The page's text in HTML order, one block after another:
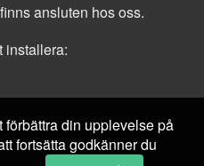
ansluten hos oss.
installera:
din upplevelse på
fortsätta godkänner du